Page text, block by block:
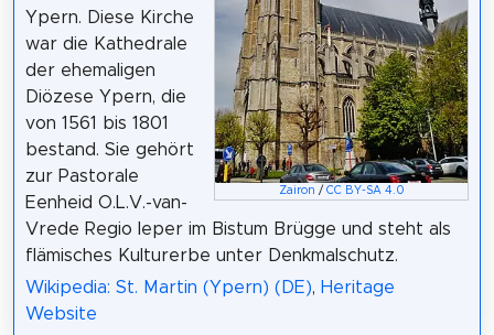
Zairon / CC BY-SA 4.0
Ypern. Diese Kirche
war die Kathedrale
der ehemaligen
Diözese Ypern, die
von 1561 bis 1801
bestand. Sie gehört
zur Pastorale
Eenheid O.L.V.-van-
Vrede Regio Ieper im Bistum Brügge und steht als
flämisches Kulturerbe unter Denkmalschutz.
Wikipedia: St. Martin (Ypern) (DE), Heritage
Website